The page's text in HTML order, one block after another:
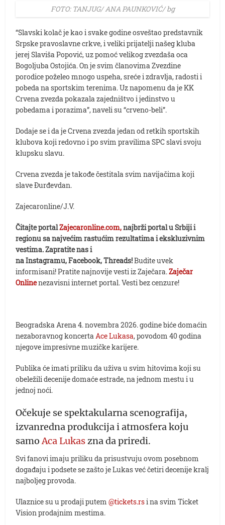
FOTO: TANJUG/ ANA PAUNKOVIĆ/ bg
“Slavski kolač je kao i svake godine osveštao predstavnik
Srpske pravoslavne crkve, i veliki prijatelji našeg kluba
jerej Slaviša Popović, uz pomoć velikog zvezdaša oca
Bogoljuba Ostojića. On je svim članovima Zvezdine
porodice poželeo mnogo uspeha, sreće i zdravlja, radosti i
pobeda na sportskim terenima. Uz napomenu da je KK
Crvena zvezda pokazala zajedništvo i jedinstvo u
pobedama i porazima”, naveli su “crveno-beli”.
Dodaje se i da je Crvena zvezda jedan od retkih sportskih
klubova koji redovno i po svim pravilima SPC slavi svoju
klupsku slavu.
Crvena zvezda je takođe čestitala svim navijačima koji
slave Đurđevdan.
Zajecaronline/J.V.
Čitajte portalZajecaronline.com,najbrži portal u Srbiji i
regionu sa najvećim rastućim rezultatima i ekskluzivnim
vestima. Zapratite nas i
na Instagramu, Facebook, Threads!Budite uvek
informisani! Pratite najnovije vesti iz Zaječara.Zaječar
Onlinenezavisni internet portal. Vesti bez cenzure!
Beogradska Arena 4. novembra 2026. godine biće domaćin
nezaboravnog koncertaAce Lukasa, povodom 40 godina
njegove impresivne muzičke karijere.
Publika će imati priliku da uživa u svim hitovima koji su
obeležili decenije domaće estrade, na jednom mestu i u
jednoj noći.
Očekuje se spektakularna scenografija,
izvanredna produkcija i atmosfera koju
samoAca Lukaszna da priredi.
Svi fanovi imaju priliku da prisustvuju ovom posebnom
događaju i podsete se zašto je Lukas već četiri decenije kralj
najboljeg provoda.
Ulaznice su u prodaji putem@tickets.rsi na svim Ticket
Vision prodajnim mestima.